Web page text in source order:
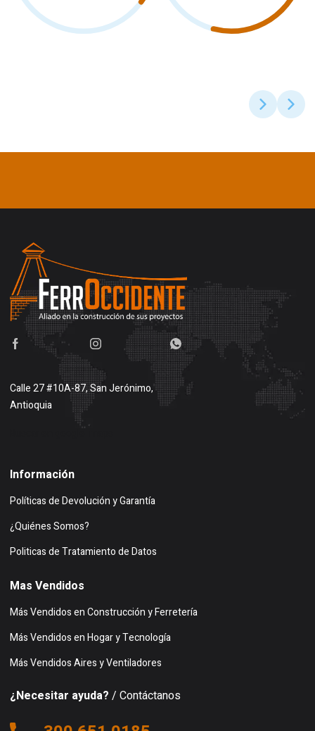
Calle 27 #10A-87, San Jerónimo,
Antioquia
Información
Políticas de Devolución y Garantía
¿Quiénes Somos?
Politicas de Tratamiento de Datos
Mas Vendidos
Más Vendidos en Construcción y Ferretería
Más Vendidos en Hogar y Tecnología
Más Vendidos Aires y Ventiladores
¿Necesitar ayuda? / Contáctanos